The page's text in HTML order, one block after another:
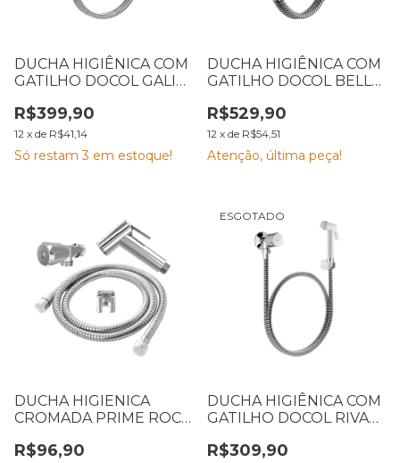
DUCHA HIGIÊNICA COM
GATILHO DOCOL GALI
R$399,90
12 x de R$41,14
Só restam3 em estoque!
DUCHA HIGIÊNICA COM
GATILHO DOCOL BELLA
R$529,90
12 x de R$54,51
Atenção, última peça!
DUCHA HIGIENICA
CROMADA PRIME ROCO
R$96,90
ESGOTADO
DUCHA HIGIÊNICA COM
GATILHO DOCOL RIVA
R$309,90